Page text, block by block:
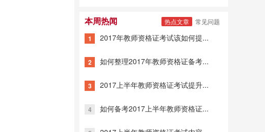
本周热闻 热点文章 常见问题
1 2017年教师资格证考试该如何提...
2 如何整理2017年教师资格证备考...
3 2017上半年教师资格证考试提升...
4 如何备考2017上半年教师资格证...